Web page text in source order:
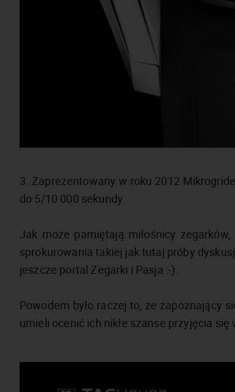
3. Zaprezentowany w roku 2012
do 5/10 000 sekundy.
Jak może pamiętają miłośnicy
sprokurowania takiej jak tutaj próby
jeszcze portal Zegarki i Pasja :-).
Powodem było raczej to, że zapoznający
umieli ocenić ich nikłe szanse przyjęcia